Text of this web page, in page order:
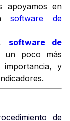
apoyamos en
software de
software de
un poco más
y
de